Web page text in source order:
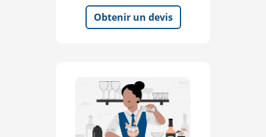
Obtenir un devis